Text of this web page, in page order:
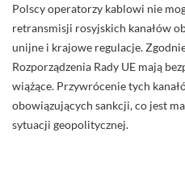
Polscy operatorzy kablowi nie
retransmisji rosyjskich kanałów
unijne i krajowe regulacje.
Rozporządzenia Rady UE mają
wiążące. Przywrócenie tych
obowiązujących sankcji, co jest
sytuacji geopolitycznej.